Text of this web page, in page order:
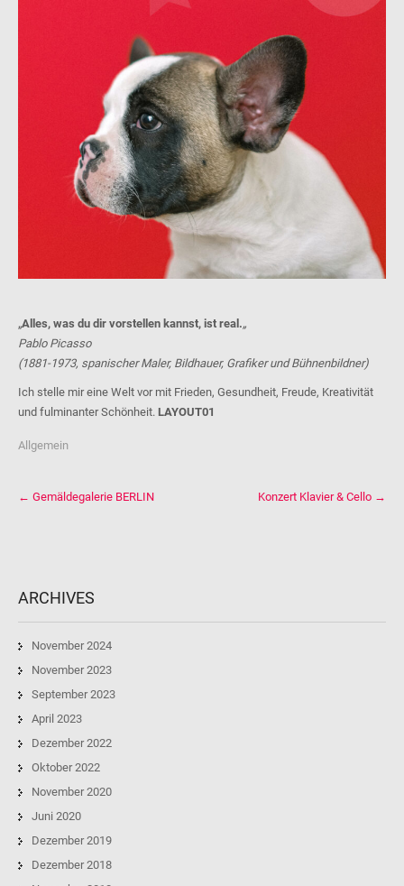
„Alles, was du dir vorstellen kannst, ist real.„
Pablo Picasso
(1881-1973, spanischer Maler, Bildhauer, Grafiker und Bühnenbildner)
Ich stelle mir eine Welt vor mit Frieden, Gesundheit, Freude, Kreativität
und fulminanter Schönheit. LAYOUT01
Allgemein
navigation
← Gemäldegalerie BERLIN Konzert Klavier & Cello →
ARCHIVES
November 2024
November 2023
September 2023
April 2023
Dezember 2022
Oktober 2022
November 2020
Juni 2020
Dezember 2019
Dezember 2018